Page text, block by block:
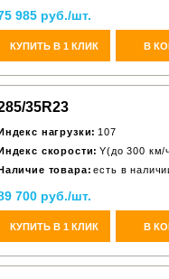
985 руб./шт.
КУПИТЬ В 1 КЛИК В
35R23
нагрузки: 107
скорости: Y(до 300 км/
товара: есть в
700 руб./шт.
КУПИТЬ В 1 КЛИК В